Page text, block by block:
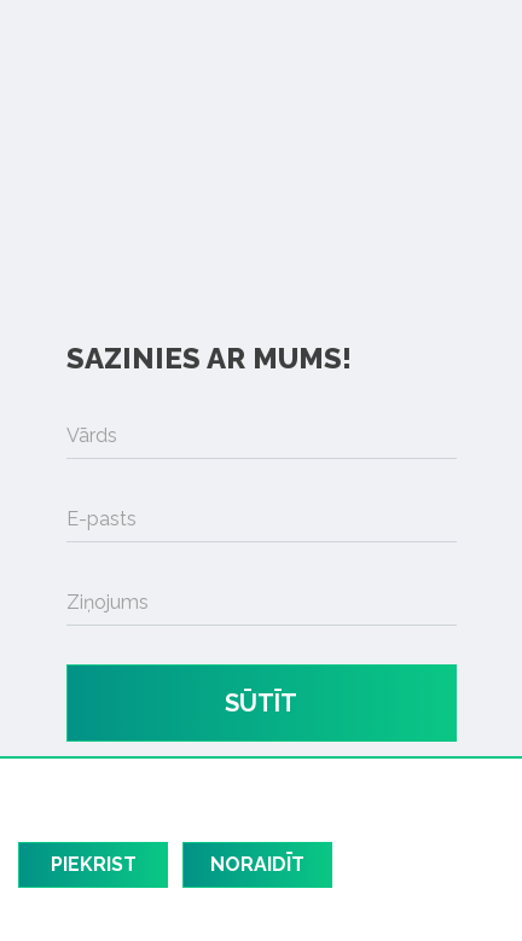
SAZINIES AR MUMS!
Vārds
E-pasts
Ziņojums
SŪTĪT
PIEKRIST NORAIDĪT